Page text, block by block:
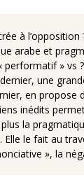
à l’opposition
arabe et
performatif » vs
une
en propose
inédits
la
le fait au
», la